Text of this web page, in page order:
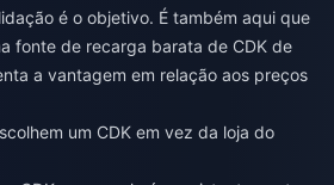
é o objetivo. É também aqui que
fonte de recarga barata de CDK de
a vantagem em relação aos preços
um CDK em vez da loja do